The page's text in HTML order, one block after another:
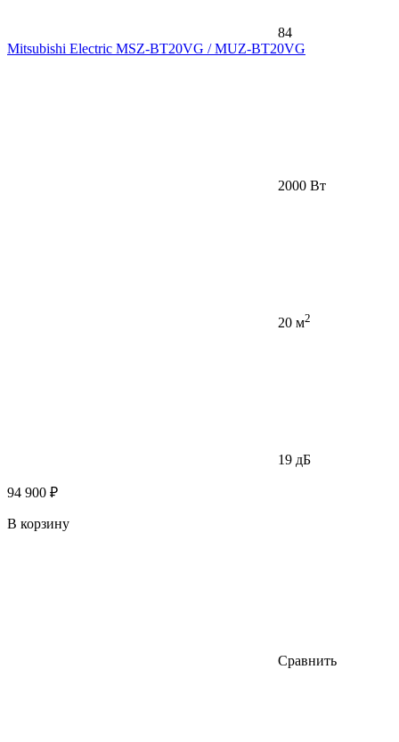
84
Mitsubishi Electric MSZ-BT20VG / MUZ-BT20VG
2000 Вт
20 м2
19 дБ
94 900 ₽
В корзину
Сравнить